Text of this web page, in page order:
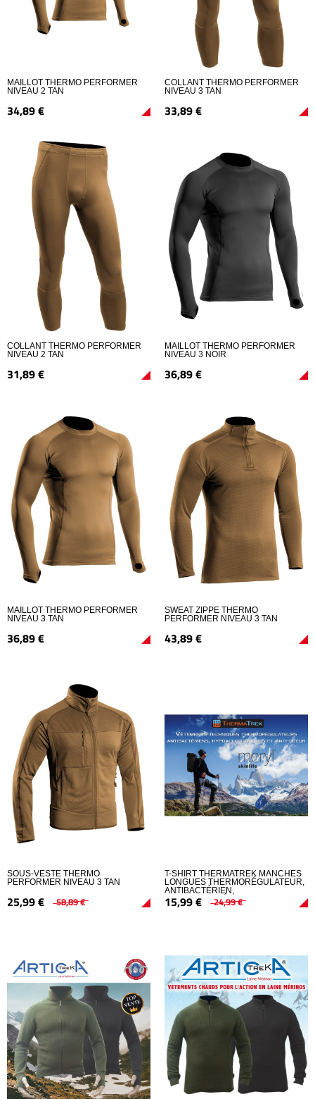
MAILLOT THERMO PERFORMER
NIVEAU 2 TAN
34,89€
COLLANT THERMO PERFORMER
NIVEAU 3 TAN
33,89€
COLLANT THERMO PERFORMER
NIVEAU 2 TAN
31,89€
MAILLOT THERMO PERFORMER
NIVEAU 3 NOIR
36,89€
MAILLOT THERMO PERFORMER
NIVEAU 3 TAN
36,89€
SWEAT ZIPPE THERMO
PERFORMER NIVEAU 3 TAN
43,89€
SOUS-VESTE THERMO
PERFORMER NIVEAU 3 TAN
25,99€ 58,89€
T-SHIRT THERMATREK MANCHES
LONGUES THERMORÉGULATEUR,
ANTIBACTÉRIEN,
HYPOALLERGÉNIQUE ET ANTI
ODEUR
15,99€ 24,99€